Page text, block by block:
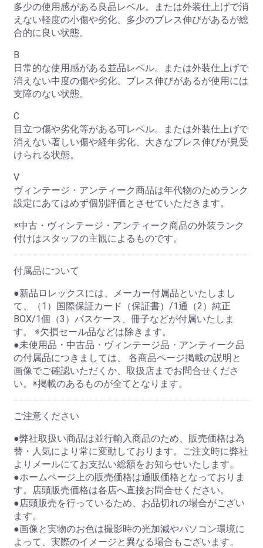
多少の使用感がある良品レベル。または外装仕上げで消
えない軽度の小傷や劣化、多少のブレス伸びがあるが総
合的に良い状態。
B
日常的な使用感がある並品レベル。または外装仕上げで
消えない中度の傷や劣化、ブレス伸びがあるが使用には
支障のない状態。
C
目立つ傷や劣化等がある可レベル。または外装仕上げで
消えない著しい傷や経年劣化、大きなブレス伸びが見受
けられる状態。
V
ヴィンテージ・アンティーク商品は年代物のためランク
設定にあてはめず個別評価とさせていただきます。
※中古・ヴィンテージ・アンティーク商品の外装ランク
付けはスタッフの主観によるものです。
付属品について
●新品ロレックスには、メーカー付属品といたしまし
て、（1）国際保証カード（保証書）/1通（2）純正
BOX/1個（3）パスケース、冊子などが付属いたしま
す。 ※欠損セール品などは除きます。
●未使用品・中古品・ヴィンテージ品・アンティーク品
の付属品につきましては、 各商品ページ掲載の説明と
画像でご確認いただくか、取扱店までお問合せくださ
い。※掲載のあるものが全てとなります。
ご注意ください
●弊社取扱い商品は並行輸入商品のため、販売価格は為
替・人気により常に変動しております。ご注文時に弊社
よりメールにてお支払い総額をお知らせいたします。
●ホームページ上の販売価格は通販価格となっておりま
す。店頭販売価格は各店へ直接お問合せください。
●店頭販売を行っているため、お品切れの場合がござい
ます。
●画像と実物のお色は撮影時の光加減やパソコン環境に
よって、実際のイメージと異なる場合もございます。